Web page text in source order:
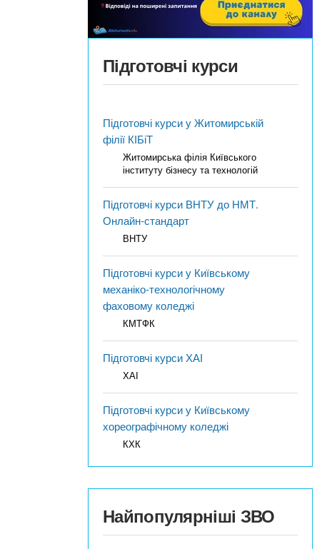
Підготовчі курси
Підготовчі курси у Житомирській
філії КІБіТ
Житомирська філія Київського
інституту бізнесу та технологій
Підготовчі курси ВНТУ до НМТ.
Онлайн-стандарт
ВНТУ
Підготовчі курси у Київському
механіко-технологічному
фаховому коледжі
КМТФК
Підготовчі курси ХАІ
ХАІ
Підготовчі курси у Київському
хореографічному коледжі
КХК
Найпопулярніші ЗВО